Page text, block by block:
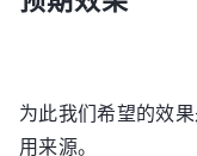
为此我们希望的效
用来源。